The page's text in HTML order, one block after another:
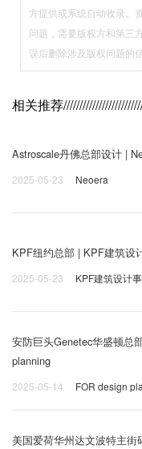
方提供或系统自动收录。
问题，需要版权方和第三
误后删除涉及版权问题的
相关推荐
Astroscale丹佛总部设计 |
2025-05-23 Neoera
KPF纽约总部 | KPF建筑设
2025-05-23 KPF建筑设计
安防巨头Genetec华盛顿总
planning
2025-05-14 FOR design
美国爱荷华州达文波特主街